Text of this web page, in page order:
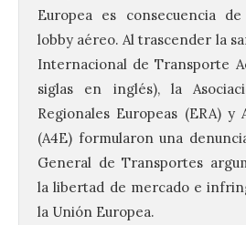
Europea es consecuencia
lobby aéreo. Al trascender la
Internacional de Transporte
siglas en inglés), la
Regionales Europeas (ERA)
(A4E) formularon una
General de Transportes
la libertad de mercado e
la Unión Europea.
120 jóvenes completan